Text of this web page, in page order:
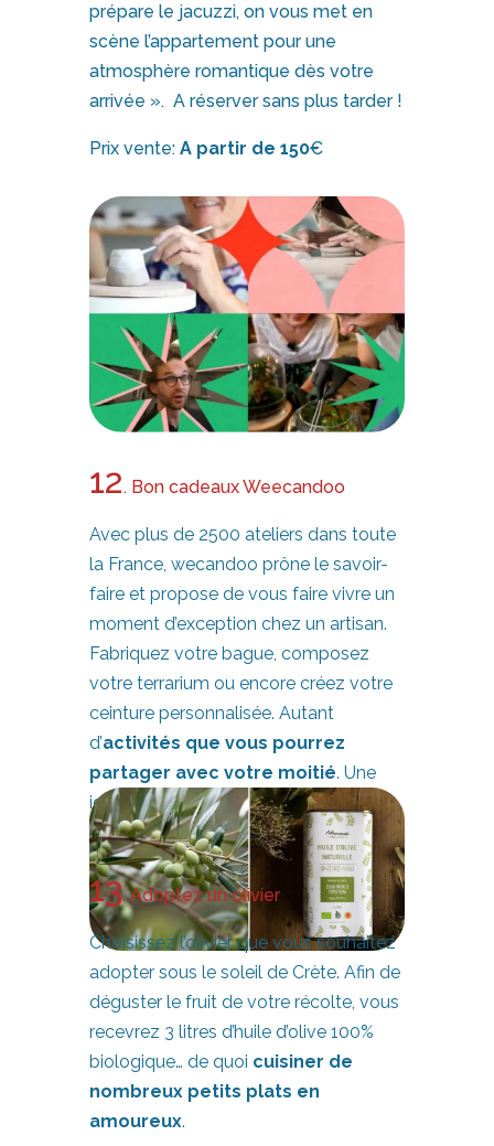
prépare le jacuzzi, on vous met en
scène l’appartement pour une
atmosphère romantique dès votre
arrivée ». A réserver sans plus tarder !
Prix vente: A partir de 150€
12. Bon cadeaux Weecandoo
Avec plus de 2500 ateliers dans toute
la France, wecandoo prône le savoir-
faire et propose de vous faire vivre un
moment d’exception chez un artisan.
Fabriquez votre bague, composez
votre terrarium ou encore créez votre
ceinture personnalisée. Autant
d’activités que vous pourrez
partager avec votre moitié. Une
idée cadeau originale à ne manquer !
Prix vente:A partir de30 € |Découvrir
13. Adoptez un olivier
Choisissez l’olivier que vous souhaitez
adopter sous le soleil de Crète. Afin de
déguster le fruit de votre récolte, vous
recevrez 3 litres d’huile d’olive 100%
biologique… de quoi cuisiner de
nombreux petits plats en
amoureux.